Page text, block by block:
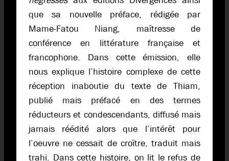
que sa nouvelle préface, rédigée par
Mame-Fatou Niang, maîtresse de
conférence en littérature française et
francophone. Dans cette émission, elle
nous explique l’histoire complexe de cette
réception inaboutie du texte de Thiam,
publié mais préfacé en des termes
réducteurs et condescendants, diffusé mais
jamais réédité alors que l’intérêt pour
l’oeuvre ne cessait de croître, traduit mais
trahi. Dans cette histoire, on lit le refus de